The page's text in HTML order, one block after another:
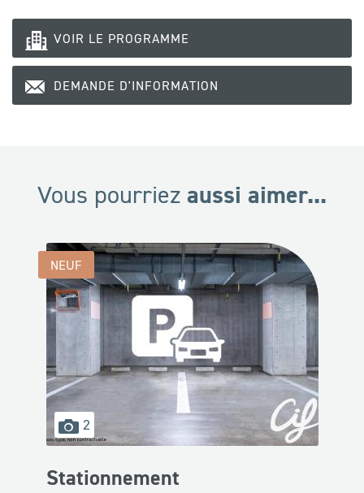
VOIR LE PROGRAMME
DEMANDE D'INFORMATION
Vous pourriez aussi aimer...
2images
disponibles
NEUF
Stationnement